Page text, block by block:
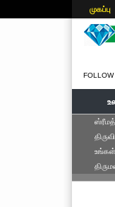
முகப்பு
FOLLOW